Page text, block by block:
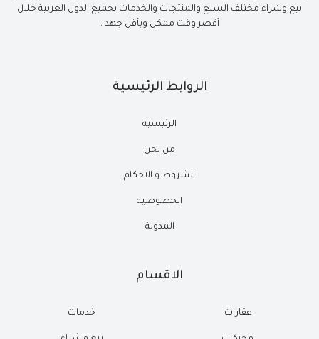
بيع وشراء مختلف السلع والمنتجات والخدمات بجميع الدول العربية خلال
أقصر وقت ممكن وبأقل جهد .
الروابط الرئيسية
الرئيسية
من نحن
الشروط و الاحكام
الخصوصية
المدونة
الاقسام
عقارات خدمات